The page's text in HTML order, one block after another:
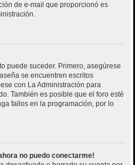
de e-mail que proporcionó es
puede suceder. Primero, asegúrese
se encuentren escritos
con La Administración para
También es posible que el foro esté
fallos en la programación, por lo
no puedo conectarme!